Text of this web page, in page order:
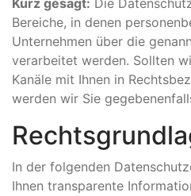
Kurz gesagt: Die
Bereiche, in denen
Unternehmen über die
verarbeitet werden. Sollten
Kanäle mit Ihnen in
werden wir Sie
In der folgenden
Ihnen transparente